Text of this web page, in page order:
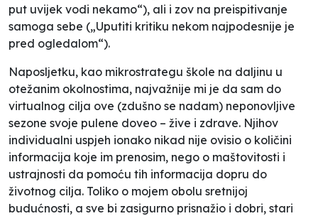
put uvijek vodi nekamo“), ali i zov na preispitivanje
samoga sebe („Uputiti kritiku nekom najpodesnije je
pred ogledalom“).
Naposljetku, kao mikrostrategu škole na daljinu u
otežanim okolnostima, najvažnije mi je da sam do
virtualnog cilja ove (zdušno se nadam) neponovljive
sezone svoje pulene doveo – žive i zdrave. Njihov
individualni uspjeh ionako nikad nije ovisio o količini
informacija koje im prenosim, nego o maštovitosti i
ustrajnosti da pomoću tih informacija dopru do
životnog cilja. Toliko o mojem obolu sretnijoj
budućnosti, a sve bi zasigurno prisnažio i dobri, stari